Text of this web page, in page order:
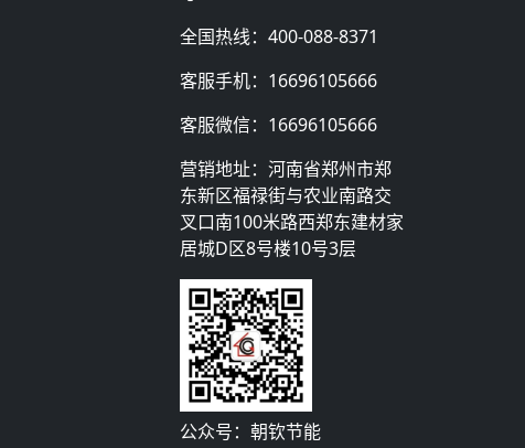
全国热线： 400-088-8371
客服手机： 16696105666
客服微信： 16696105666
营销地址：河南省郑州市郑
东新区福禄街与农业南路交
叉口南100米路西郑东建材家
居城D区8号楼10号3层
公众号：朝钦节能